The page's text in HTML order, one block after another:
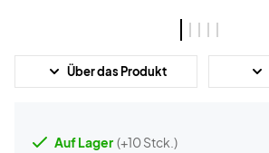
Über das Produkt
Auf Lager (+10 Stck.)